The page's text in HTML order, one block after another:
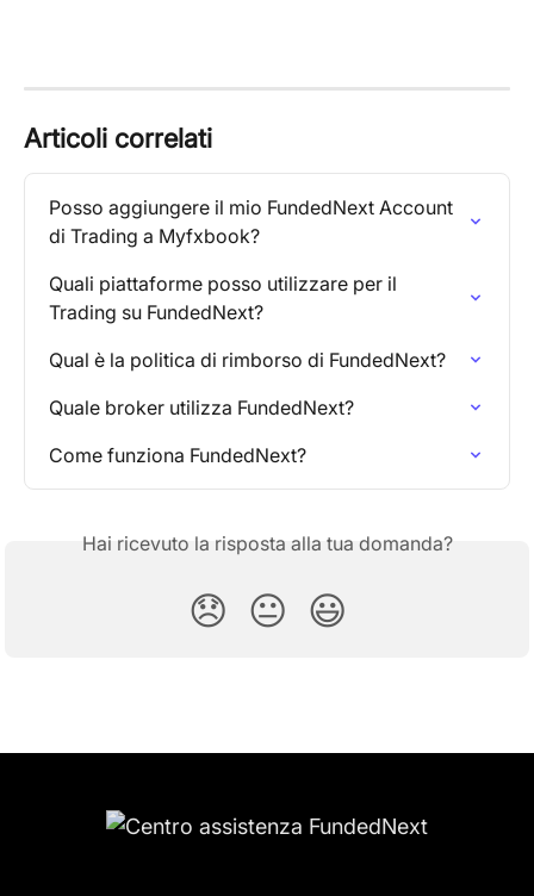
Articoli correlati
Posso aggiungere il mio FundedNext Account
di Trading a Myfxbook?
Quali piattaforme posso utilizzare per il
Trading su FundedNext?
Qual è la politica di rimborso di FundedNext?
Quale broker utilizza FundedNext?
Come funziona FundedNext?
Hai ricevuto la risposta alla tua domanda?
😞 😐 😃